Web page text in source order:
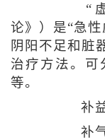
“虚
论》）是“急
阴阳不足和脏
治疗方法。可
等。
补益
补气